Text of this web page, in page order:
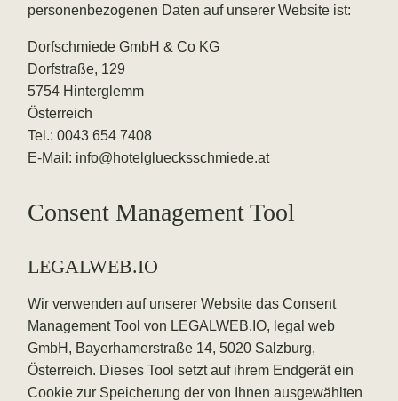
personenbezogenen Daten auf unserer Website ist:
Dorfschmiede GmbH & Co KG
Dorfstraße, 129
5754 Hinterglemm
Österreich
Tel.: 0043 654 7408
E-Mail: info@hotelgluecksschmiede.at
Consent Management Tool
LEGALWEB.IO
Wir verwenden auf unserer Website das Consent
Management Tool von LEGALWEB.IO, legal web
GmbH, Bayerhamerstraße 14, 5020 Salzburg,
Österreich. Dieses Tool setzt auf ihrem Endgerät ein
Cookie zur Speicherung der von Ihnen ausgewählten